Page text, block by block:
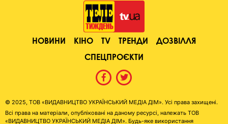
НОВИНИ КІНО TV ТРЕНДИ
ДОЗВІЛЛЯ
СПЕЦПРОЄКТИ
© 2025, ТОВ «ВИДАВНИЦТВО УКРАЇНСЬКИЙ МЕДІА ДІМ». Усі права захищені.
Всі права на матеріали, опубліковані на даному ресурсі, належать ТОВ
«ВИДАВНИЦТВО УКРАЇНСЬКИЙ МЕДІА ДІМ». Будь-яке використання